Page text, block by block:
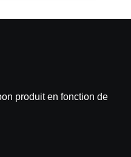
produit en fonction de